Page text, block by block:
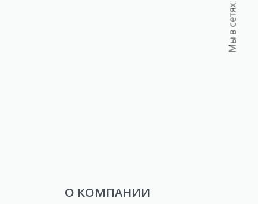
О КОМПАНИИ
Мы в сетях: